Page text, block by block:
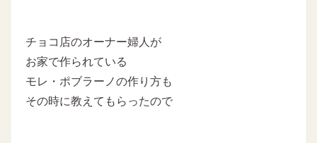
チョコ店のオーナー婦人が
お家で作られている
モレ・ポブラーノの作り方も
その時に教えてもらったので